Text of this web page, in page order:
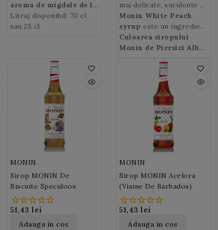
bucataria mediteraneana,
migdalele se folosesc si
la prepararea si
miros si o aroma
distincta de samburi de
migdale, subtil amaruie.
aroma de migdale de la
Monin: alba tulbure.
Litraj disponibil: 70 cl
sau 25 cl
bauturilor preparate de
dumneavoastra.
mai delicate, suculente si
parfumate dintre
varietatile de piersici.
Acestea au coaja de
culoare alba, roz - rosie,
sambure dur
necomestibil.
Monin White Peach
syrup este un ingredient
ideal in cocktail-uri,
mocktail-uri sau shake-
Culoarea siropului
Monin de Piersici Albe:
MONIN
Sirop MONIN De
Biscuite Speculoos
51,43 lei
Adauga in cos
MONIN
Sirop MONIN Acelora
(Visine De Barbados)
51,43 lei
Adauga in cos